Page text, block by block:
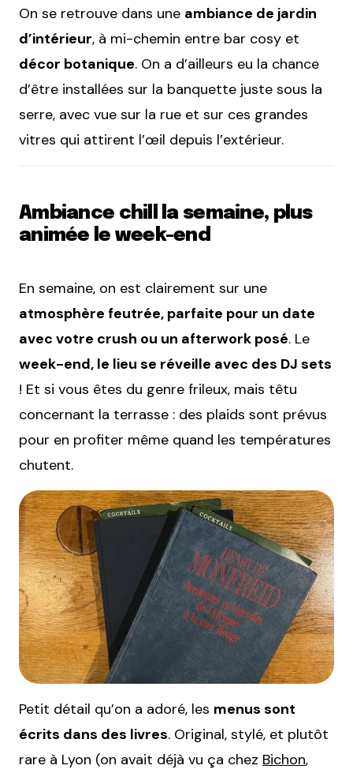
On se retrouve dans une ambiance de jardin
d’intérieur, à mi-chemin entre bar cosy et
décor botanique. On a d’ailleurs eu la chance
d’être installées sur la banquette juste sous la
serre, avec vue sur la rue et sur ces grandes
vitres qui attirent l’œil depuis l’extérieur.
Ambiance chill la semaine, plus
animée le week-end
En semaine, on est clairement sur une
atmosphère feutrée, parfaite pour un date
avec votre crush ou un afterwork posé. Le
week-end, le lieu se réveille avec des DJ sets
! Et si vous êtes du genre frileux, mais têtu
concernant la terrasse : des plaids sont prévus
pour en profiter même quand les températures
chutent.
Petit détail qu’on a adoré, les menus sont
écrits dans des livres. Original, stylé, et plutôt
rare à Lyon (on avait déjà vu ça chez Bichon,